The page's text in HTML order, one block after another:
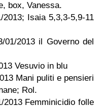
box, Vanessa.
Isaia 5,3,3-5,9-11
il Governo del
in blu
puliti e pensieri
Rol.
folle